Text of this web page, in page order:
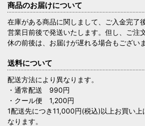
商品のお届けについて
在庫がある商品に関しまして、ご入金完了
営業日前後で発送いたします。但し、ご注
休の前後は、お届けが遅れる場合もございま
送料について
配送方法により異なります。
・通常配送 990円
・クール便 1,200円
1配送先につき11,000円(税込)以上お買い上
なります。